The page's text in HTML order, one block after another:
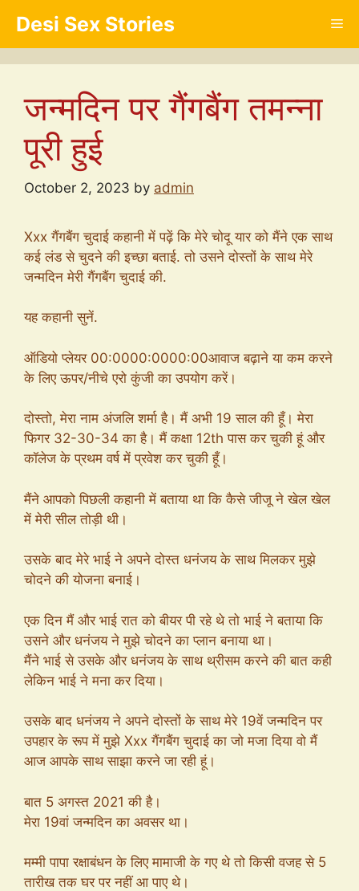
content
Desi Sex Stories
जन्मदिन पर गैंगबैंग तमन्ना
पूरी हुई
October 2, 2023 by admin
Xxx गैंगबैंग चुदाई कहानी में पढ़ें कि मेरे चोदू यार को मैंने एक साथ
कई लंड से चुदने की इच्छा बताई. तो उसने दोस्तों के साथ मेरे
जन्मदिन मेरी गैंगबैंग चुदाई की.
यह कहानी सुनें.
ऑडियो प्लेयर 00:0000:0000:00आवाज बढ़ाने या कम करने
के लिए ऊपर/नीचे एरो कुंजी का उपयोग करें।
दोस्तो, मेरा नाम अंजलि शर्मा है। मैं अभी 19 साल की हूँ। मेरा
फिगर 32-30-34 का है। मैं कक्षा 12th पास कर चुकी हूं और
कॉलेज के प्रथम वर्ष में प्रवेश कर चुकी हूँ।
मैंने आपको पिछली कहानी में बताया था कि कैसे जीजू ने खेल खेल
में मेरी सील तोड़ी थी।
उसके बाद मेरे भाई ने अपने दोस्त धनंजय के साथ मिलकर मुझे
चोदने की योजना बनाई।
एक दिन मैं और भाई रात को बीयर पी रहे थे तो भाई ने बताया कि
उसने और धनंजय ने मुझे चोदने का प्लान बनाया था।
मैंने भाई से उसके और धनंजय के साथ थ्रीसम करने की बात कही
लेकिन भाई ने मना कर दिया।
उसके बाद धनंजय ने अपने दोस्तों के साथ मेरे 19वें जन्मदिन पर
उपहार के रूप में मुझे Xxx गैंगबैंग चुदाई का जो मजा दिया वो मैं
आज आपके साथ साझा करने जा रही हूं।
बात 5 अगस्त 2021 की है।
मेरा 19वां जन्मदिन का अवसर था।
मम्मी पापा रक्षाबंधन के लिए मामाजी के गए थे तो किसी वजह से 5
तारीख तक घर पर नहीं आ पाए थे।